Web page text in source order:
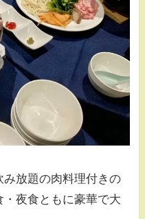
放題の肉料理付きの
夜食ともに豪華で大